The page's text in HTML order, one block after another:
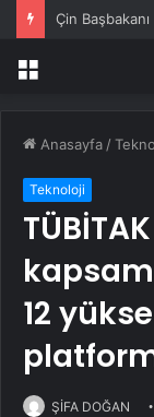
Menü
Anasayfa /
Teknoloji
12
ŞİFA DOĞAN